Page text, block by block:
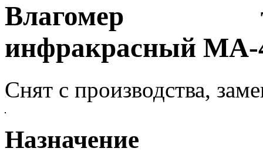
Влагомер
инфракрасный MA-
Снят с производства,
Назначение